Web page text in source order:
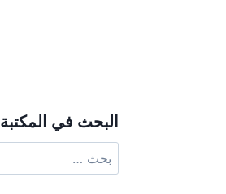
البحث في المكتبة
عن: